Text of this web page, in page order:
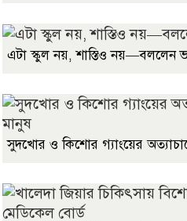
এটা স্কুল নয়, শাস্তিও নয়—বললেন
সুদখোর ও কিশোর গ্যাংয়ের